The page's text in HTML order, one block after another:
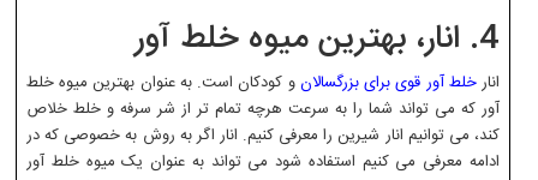
4. انار، بهترین میوه خلط آور
انارخلط آور قوی برای بزرگسالانو کودکان است. به عنوان بهترین میوه خلط
آور که می تواند شما را به سرعت هرچه تمام تر از شر سرفه و خلط خلاص
کند، می توانیم انار شیرین را معرفی کنیم. انار اگر به روش به خصوصی که در
ادامه معرفی می کنیم استفاده شود می تواند به عنوان یک میوه خلط آور